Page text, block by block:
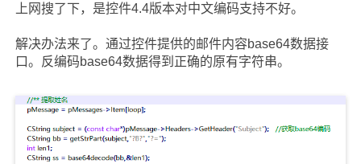
上网搜了下，是控件4.4版本对中文编码支持不好。
解决办法来了。通过控件提供的邮件内容base64数据接
口。反编码base64数据得到正确的原有字符串。